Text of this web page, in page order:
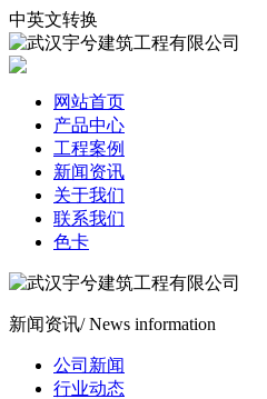
中英文转换
网站首页
产品中心
工程案例
新闻资讯
关于我们
联系我们
色卡
新闻资讯/ News information
公司新闻
行业动态